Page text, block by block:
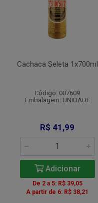
Cachaca Seleta 1x700ml
Código: 007609
Embalagem: UNIDADE
R$ 41,99
Adicionar
De 2 a 5: R$ 39,05
A partir de 6: R$ 38,21